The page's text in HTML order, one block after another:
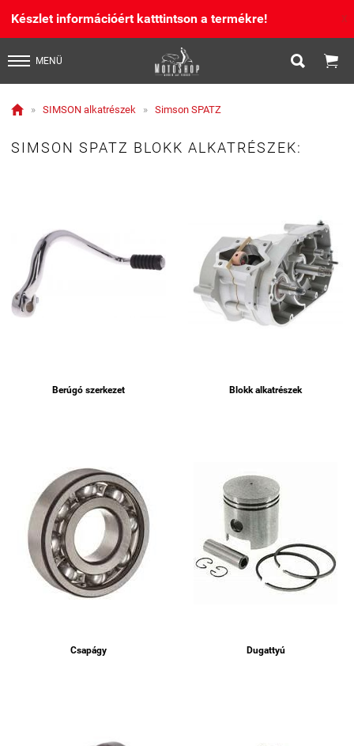
Készlet információért katttintson a termékre! X
MENÜ  
 » SIMSON alkatrészek » Simson SPATZ
SIMSON SPATZ BLOKK ALKATRÉSZEK:
Berúgó szerkezet Blokk alkatrészek
Csapágy Dugattyú